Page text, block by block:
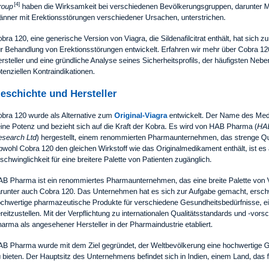
[4] haben die Wirksamkeit bei verschiedenen Bevölkerungsgruppen, darunter
mit Erektionsstörungen verschiedener Ursachen, unterstrichen.
120, eine generische Version von Viagra, die Sildenafilcitrat enthält, hat sich
Behandlung von Erektionsstörungen entwickelt. Erfahren wir mehr über Cobra
und eine gründliche Analyse seines Sicherheitsprofils, der häufigsten
Kontraindikationen.
und Hersteller
120 wurde als Alternative zum Original-Viagraentwickelt. Der Name des
Potenz und bezieht sich auf die Kraft der Kobra. Es wird von HAB Pharma (
Ltd) hergestellt, einem renommierten Pharmaunternehmen, das strenge
Cobra 120 den gleichen Wirkstoff wie das Originalmedikament enthält, ist es
für eine breitere Palette von Patienten zugänglich.
Pharma ist ein renommiertes Pharmaunternehmen, das eine breite Palette von
auch Cobra 120. Das Unternehmen hat es sich zur Aufgabe gemacht,
pharmazeutische Produkte für verschiedene Gesundheitsbedürfnisse,
Mit der Verpflichtung zu internationalen Qualitätsstandards und -
als angesehener Hersteller in der Pharmaindustrie etabliert.
Pharma wurde mit dem Ziel gegründet, der Weltbevölkerung eine hochwertige
bieten. Der Hauptsitz des Unternehmens befindet sich in Indien, einem Land, das